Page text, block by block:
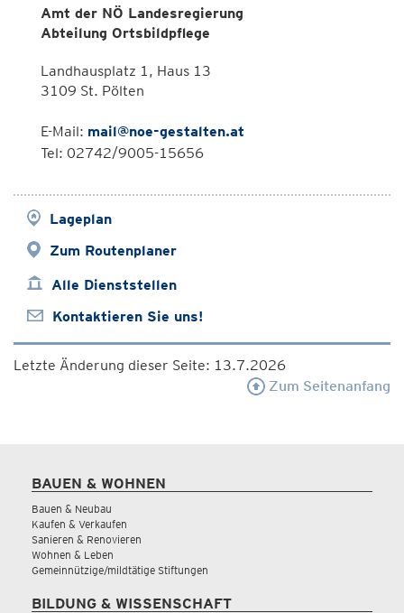
Amt der NÖ Landesregierung
Abteilung Ortsbildpflege
Landhausplatz 1, Haus 13
3109 St. Pölten
E-Mail: mail@noe-gestalten.at
Tel: 02742/9005-15656
Lageplan
Zum Routenplaner
Alle Dienststellen
Kontaktieren Sie uns!
Letzte Änderung dieser Seite: 13.7.2026
Zum Seitenanfang
BAUEN & WOHNEN
Bauen & Neubau
Kaufen & Verkaufen
Sanieren & Renovieren
Wohnen & Leben
Gemeinnützige/mildtätige Stiftungen
BILDUNG & WISSENSCHAFT